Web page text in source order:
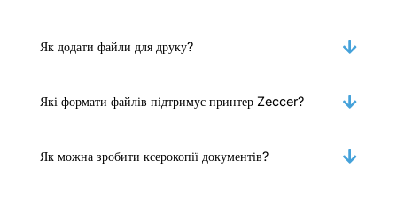
Як додати файли для друку?
Які формати файлів підтримує принтер Zeccer?
Як можна зробити ксерокопії документів?